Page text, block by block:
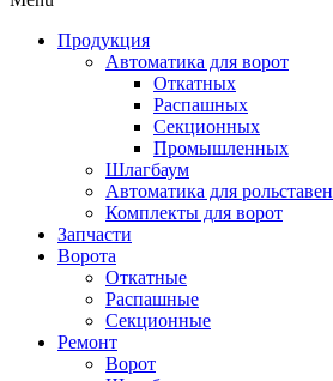
Продукция
Автоматика для ворот
Откатных
Распашных
Секционных
Промышленных
Шлагбаум
Автоматика для рольставен
Комплекты для ворот
Запчасти
Ворота
Откатные
Распашные
Секционные
Ремонт
Ворот